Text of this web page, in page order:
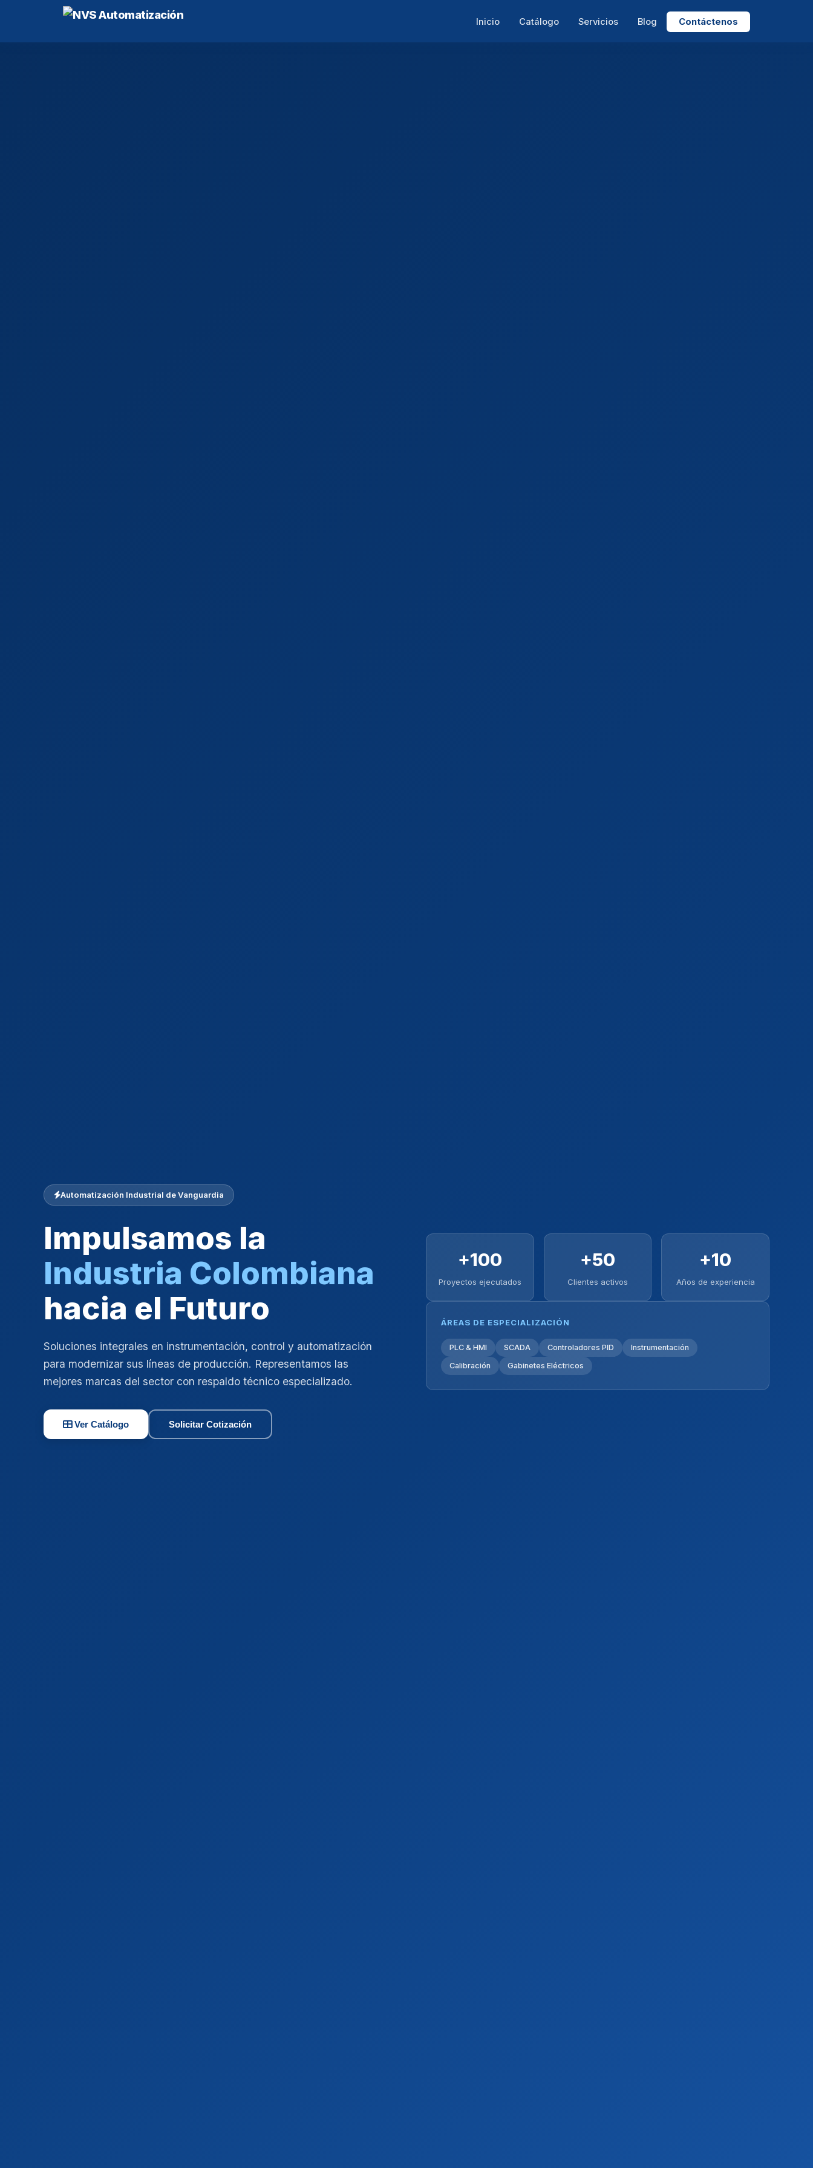
Inicio Catálogo Servicios Blog Contáctenos
Automatización Industrial de Vanguardia
Impulsamos la
Industria Colombiana
hacia el Futuro
Soluciones integrales en instrumentación, control y automatización
para modernizar sus líneas de producción. Representamos las
mejores marcas del sector con respaldo técnico especializado.
Ver Catálogo Solicitar Cotización
+100
Proyectos ejecutados
+50
Clientes activos
+10
Años de experiencia
ÁREAS DE ESPECIALIZACIÓN
PLC & HMI SCADA Controladores PID
Instrumentación
Calibración
Gabinetes Eléctricos